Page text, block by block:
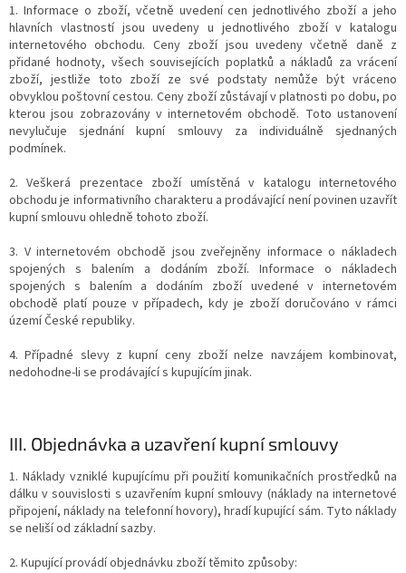
1. Informace o zboží, včetně uvedení cen jednotlivého zboží a jeho
hlavních vlastností jsou uvedeny u jednotlivého zboží v katalogu
internetového obchodu. Ceny zboží jsou uvedeny včetně daně z
přidané hodnoty, všech souvisejících poplatků a nákladů za vrácení
zboží, jestliže toto zboží ze své podstaty nemůže být vráceno
obvyklou poštovní cestou. Ceny zboží zůstávají v platnosti po dobu, po
kterou jsou zobrazovány v internetovém obchodě. Toto ustanovení
nevylučuje sjednání kupní smlouvy za individuálně sjednaných
podmínek.
2. Veškerá prezentace zboží umístěná v katalogu internetového
obchodu je informativního charakteru a prodávající není povinen uzavřít
kupní smlouvu ohledně tohoto zboží.
3. V internetovém obchodě jsou zveřejněny informace o nákladech
spojených s balením a dodáním zboží. Informace o nákladech
spojených s balením a dodáním zboží uvedené v internetovém
obchodě platí pouze v případech, kdy je zboží doručováno v rámci
území České republiky.
4. Případné slevy z kupní ceny zboží nelze navzájem kombinovat,
nedohodne-li se prodávající s kupujícím jinak.
III. Objednávka a uzavření kupní smlouvy
1. Náklady vzniklé kupujícímu při použití komunikačních prostředků na
dálku v souvislosti s uzavřením kupní smlouvy (náklady na internetové
připojení, náklady na telefonní hovory), hradí kupující sám. Tyto náklady
se neliší od základní sazby.
2. Kupující provádí objednávku zboží těmito způsoby: